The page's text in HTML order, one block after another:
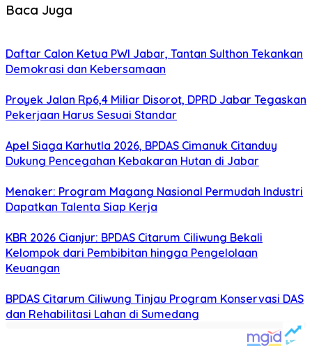
Baca Juga
Daftar Calon Ketua PWI Jabar, Tantan Sulthon Tekankan
Demokrasi dan Kebersamaan
Proyek Jalan Rp6,4 Miliar Disorot, DPRD Jabar Tegaskan
Pekerjaan Harus Sesuai Standar
Apel Siaga Karhutla 2026, BPDAS Cimanuk Citanduy
Dukung Pencegahan Kebakaran Hutan di Jabar
Menaker: Program Magang Nasional Permudah Industri
Dapatkan Talenta Siap Kerja
KBR 2026 Cianjur: BPDAS Citarum Ciliwung Bekali
Kelompok dari Pembibitan hingga Pengelolaan
Keuangan
BPDAS Citarum Ciliwung Tinjau Program Konservasi DAS
dan Rehabilitasi Lahan di Sumedang